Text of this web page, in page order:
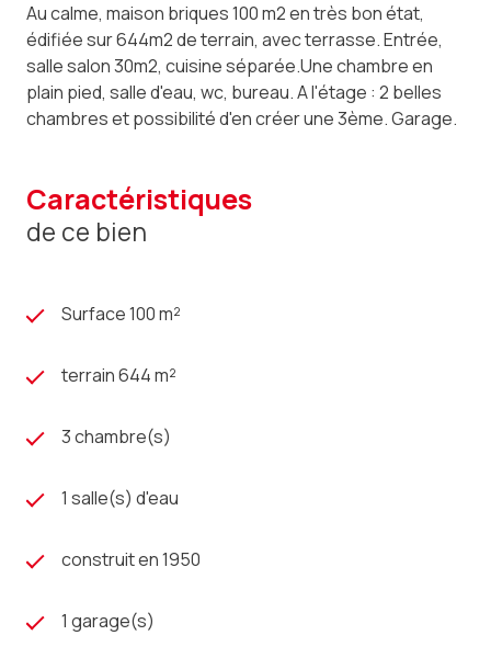
Au calme, maison briques 100 m2 en très bon état,
édifiée sur 644m2 de terrain, avec terrasse. Entrée,
salle salon 30m2, cuisine séparée.Une chambre en
plain pied, salle d'eau, wc, bureau. A l'étage : 2 belles
chambres et possibilité d'en créer une 3ème. Garage.
caractéristiques
de ce bien
Surface 100 m²
terrain 644 m²
3 chambre(s)
1 salle(s) d'eau
construit en 1950
1 garage(s)